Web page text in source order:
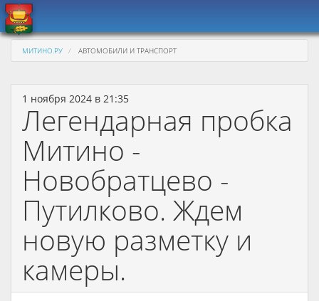
МИТИНО.РУ АВТОМОБИЛИ И ТРАНСПОРТ
1 ноября 2024 в 21:35
Легендарная пробка
Митино -
Новобратцево -
Путилково. Ждем
новую разметку и
камеры.